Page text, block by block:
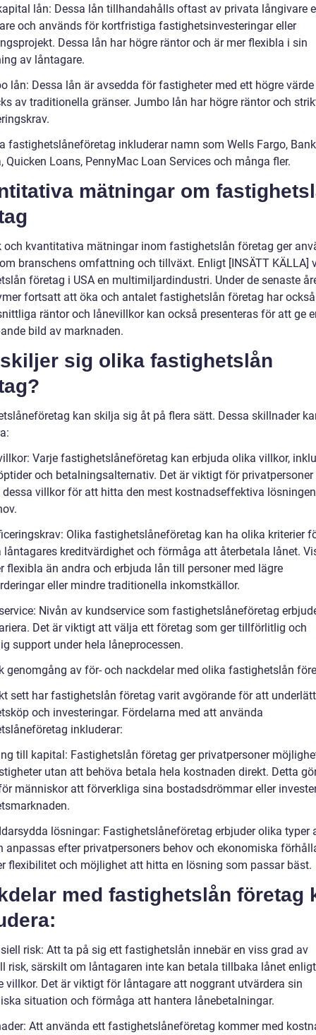
lån: Dessa lån tillhandahålls oftast av privata långivare
och används för kortfristiga fastighetsinvesteringar eller
Dessa lån har högre räntor och är mer flexibla i sin
av låntagare.
lån: Dessa lån är avsedda för fastigheter med ett högre värde
av traditionella gränser. Jumbo lån har högre räntor och
fastighetslåneföretag inkluderar namn som Wells Fargo,
Quicken Loans, PennyMac Loan Services och många fler.
mätningar om
och kvantitativa mätningar inom fastighetslån företag ger
branschens omfattning och tillväxt. Enligt [INSÄTT KÄLLA]
företag i USA en multimiljardindustri. Under de senaste
fortsatt att öka och antalet fastighetslån företag har
räntor och lånevillkor kan också presenteras för att ge
bild av marknaden.
sig olika fastighetslån
kan skilja sig åt på flera sätt. Dessa skillnader
Varje fastighetslåneföretag kan erbjuda olika villkor,
och betalningsalternativ. Det är viktigt för
villkor för att hitta den mest kostnadseffektiva
Olika fastighetslåneföretag kan ha olika kriterier
låntagares kreditvärdighet och förmåga att återbetala lånet.
flexibla än andra och erbjuda lån till personer med lägre
eller mindre traditionella inkomstkällor.
Nivån av kundservice som fastighetslåneföretag
Det är viktigt att välja ett företag som ger tillförlitlig och
support under hela låneprocessen.
genomgång av för- och nackdelar med olika fastighetslån
sett har fastighetslån företag varit avgörande för att
och investeringar. Fördelarna med att använda
inkluderar:
till kapital: Fastighetslån företag ger privatpersoner
utan att behöva betala hela kostnaden direkt. Detta
människor att förverkliga sina bostadsdrömmar eller
lösningar: Fastighetslåneföretag erbjuder olika typer
anpassas efter privatpersoners behov och ekonomiska
flexibilitet och möjlighet att hitta en lösning som passar bäst.
med fastighetslån företag
risk: Att ta på sig ett fastighetslån innebär en viss grad av
risk, särskilt om låntagaren inte kan betala tillbaka lånet enligt
villkor. Det är viktigt för låntagare att noggrant utvärdera sin
situation och förmåga att hantera lånebetalningar.
Att använda ett fastighetslåneföretag kommer med